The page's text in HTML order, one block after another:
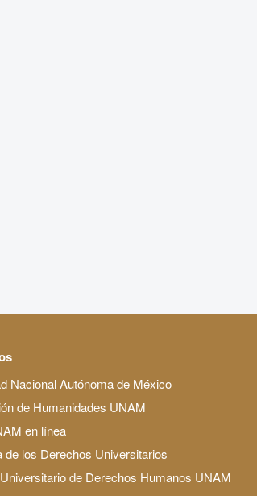
Nacional Autónoma de México
de Humanidades UNAM
en línea
de los Derechos Universitarios
de Derechos Humanos UNAM